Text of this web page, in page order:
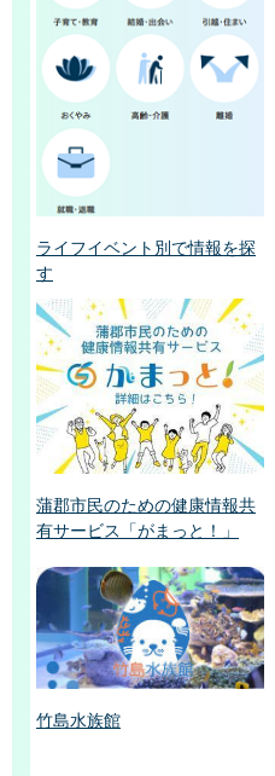
ライフイベント別で情報を探
す
蒲郡市民のための健康情報共
有サービス「がまっと！」
竹島水族館